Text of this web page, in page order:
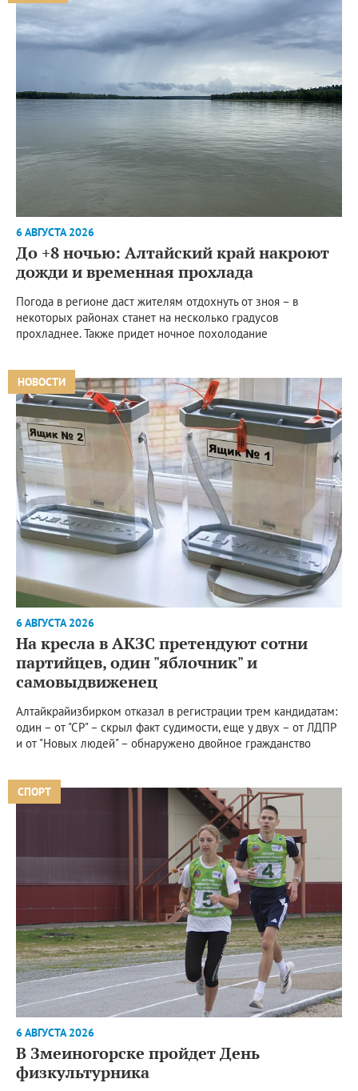
6 АВГУСТА 2026
До +8 ночью: Алтайский край накроют
дожди и временная прохлада
Погода в регионе даст жителям отдохнуть от зноя – в
некоторых районах станет на несколько градусов
прохладнее. Также придет ночное похолодание
НОВОСТИ
6 АВГУСТА 2026
На кресла в АКЗС претендуют сотни
партийцев, один "яблочник" и
самовыдвиженец
Алтайкрайизбирком отказал в регистрации трем кандидатам:
один – от "СР" – скрыл факт судимости, еще у двух – от ЛДПР
и от "Новых людей" – обнаружено двойное гражданство
СПОРТ
6 АВГУСТА 2026
В Змеиногорске пройдет День
физкультурника